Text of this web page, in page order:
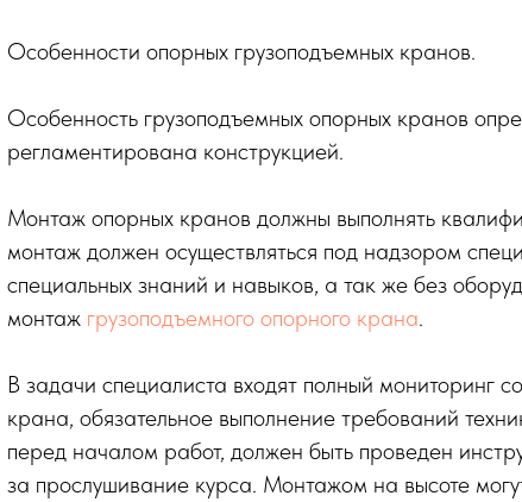
Особенности опорных грузоподъемных кранов.
Особенность грузоподъемных опорных кранов
регламентирована конструкцией.
Монтаж опорных кранов должны выполнять
монтаж должен осуществляться под надзором
специальных знаний и навыков, а так же без
монтаж грузоподъемного опорного крана.
В задачи специалиста входят полный мониторинг
крана, обязательное выполнение требований
перед началом работ, должен быть проведен
за прослушивание курса. Монтажом на высоте